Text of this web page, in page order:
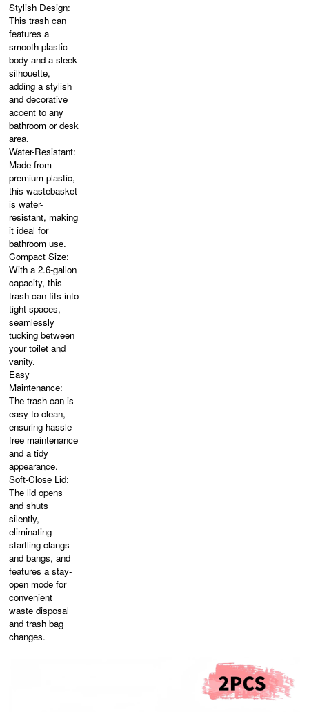
Stylish Design:
This trash can
features a
smooth plastic
body and a sleek
silhouette,
adding a stylish
and decorative
accent to any
bathroom or desk
area.
Water-Resistant:
Made from
premium plastic,
this wastebasket
is water-
resistant, making
it ideal for
bathroom use.
Compact Size:
With a 2.6-gallon
capacity, this
trash can fits into
tight spaces,
seamlessly
tucking between
your toilet and
vanity.
Easy
Maintenance:
The trash can is
easy to clean,
ensuring hassle-
free maintenance
and a tidy
appearance.
Soft-Close Lid:
The lid opens
and shuts
silently,
eliminating
startling clangs
and bangs, and
features a stay-
open mode for
convenient
waste disposal
and trash bag
changes.